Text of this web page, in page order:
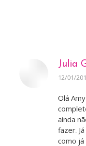
Julia
disse:
12/01/
Olá Amy
ainda
fazer.
como já